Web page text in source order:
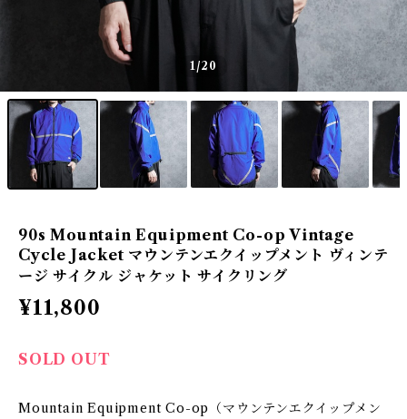
1/20
90s Mountain Equipment Co-op Vintage
Cycle Jacket マウンテンエクイップメント ヴィンテ
ージ サイクル ジャケット サイクリング
¥11,800
SOLD OUT
Mountain Equipment Co-op（マウンテンエクイップメン